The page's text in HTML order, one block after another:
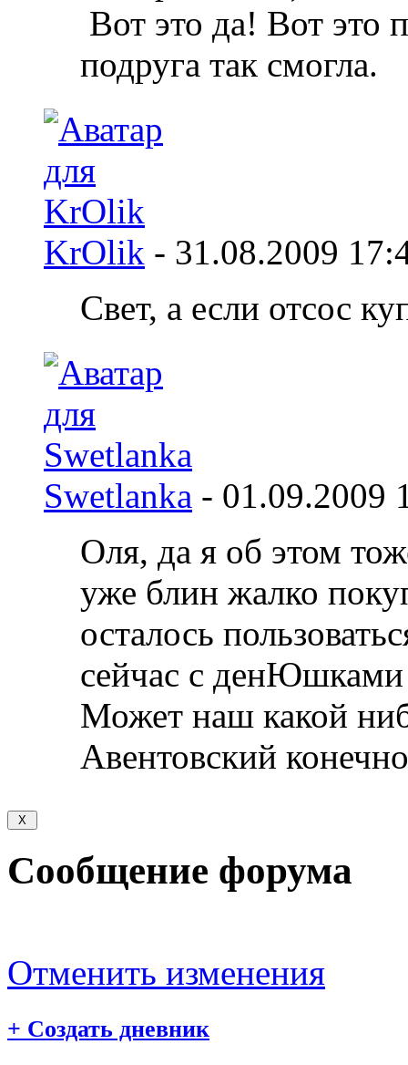
Вот это да! Вот это
подруга так смогла.
KrOlik - 31.08.2009
Свет, а если отсос
Swetlanka - 01.09.2009
Оля, да я об этом
уже блин жалко
осталось
сейчас с денЮшками
Может наш какой
Авентовский
Сообщение форума
Отменить изменения
+ Создать дневник